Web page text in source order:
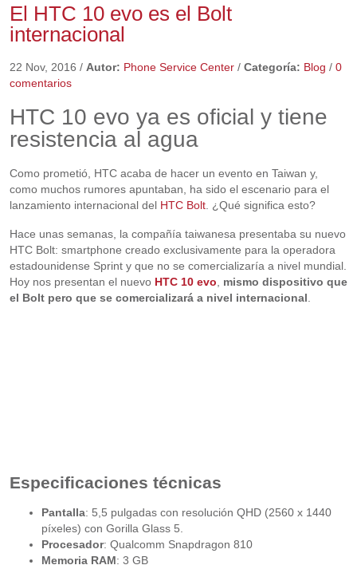
El HTC 10 evo es el Bolt
internacional
22 Nov, 2016 / Autor: Phone Service Center/ Categoría: Blog / 0
comentarios
HTC 10 evo ya es oficial y tiene
resistencia al agua
Como prometió, HTC acaba de hacer un evento en Taiwan y,
como muchos rumores apuntaban, ha sido el escenario para el
lanzamiento internacional del HTC Bolt. ¿Qué significa esto?
Hace unas semanas, la compañía taiwanesa presentaba su nuevo
HTC Bolt: smartphone creado exclusivamente para la operadora
estadounidense Sprint y que no se comercializaría a nivel mundial.
Hoy nos presentan el nuevo HTC 10 evo, mismo dispositivo que
el Bolt pero que se comercializará a nivel internacional.
Especificaciones técnicas
Pantalla: 5,5 pulgadas con resolución QHD (2560 x 1440
píxeles) con Gorilla Glass 5.
Procesador: Qualcomm Snapdragon 810
Memoria RAM: 3 GB